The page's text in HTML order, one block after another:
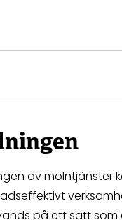
av molntjänster
på ett sätt